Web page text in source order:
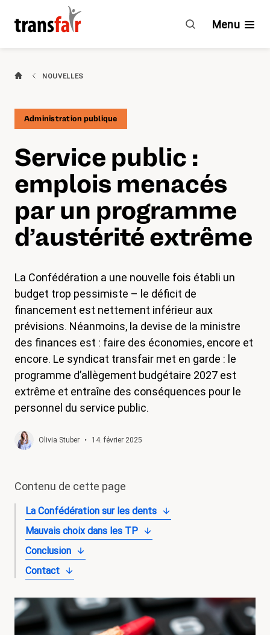
public
emplois
programme
d’austérité
Nouvelles
magazine
Shop
Contact
Initiative congé familial
Mon apprentissage. Mes droits.
Devenir membre
Branches
Engagement
À propos de transfair
Avantages
Menu
NOUVELLES
Administration publique
Service public :
emplois menacés
par un programme
d’austérité extrême
La Confédération a une nouvelle fois établi un
budget trop pessimiste – le déficit de
financement est nettement inférieur aux
prévisions. Néanmoins, la devise de la ministre
des finances est : faire des économies, encore et
encore. Le syndicat transfair met en garde : le
programme d’allègement budgétaire 2027 est
extrême et entraîne des conséquences pour le
personnel du service public.
Olivia Stuber • 14. février 2025
Contenu de cette page
La Confédération sur les dents
Mauvais choix dans les TP
Conclusion
Contact